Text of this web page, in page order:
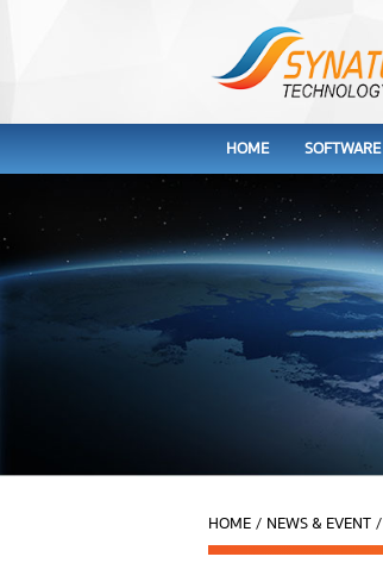
HOME SOFTWARE
HOME / NEWS & EVENT /